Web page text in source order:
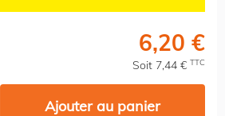
6,20 €
Soit 7,44 € TTC
Ajouter au panier